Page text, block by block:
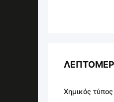
Χημικός τύπος